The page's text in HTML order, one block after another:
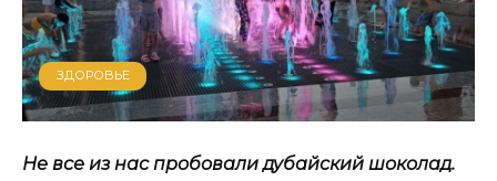
ЗДОРОВЬЕ
Не все из нас пробовали дубайский шоколад.